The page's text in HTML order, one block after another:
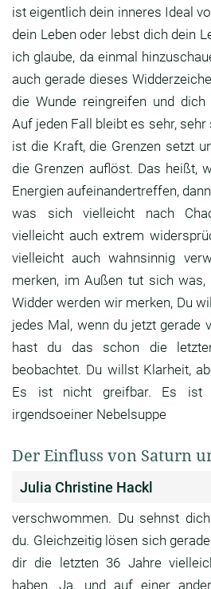
ist eigentlich dein inneres Ideal
dein Leben oder lebst dich dein
ich glaube, da einmal
auch gerade dieses
die Wunde reingreifen und
Auf jeden Fall bleibt es sehr, sehr
ist die Kraft, die Grenzen setzt
die Grenzen auflöst. Das heißt,
Energien aufeinandertreffen,
was sich vielleicht nach
vielleicht auch extrem
vielleicht auch wahnsinnig
merken, im Außen tut sich was,
Widder werden wir merken, Du
jedes Mal, wenn du jetzt gerade
hast du das schon die
beobachtet. Du willst Klarheit,
Es ist nicht greifbar.
Es ist
irgendsoeiner Nebelsuppe
Der Einfluss von Saturn
Julia Christine Hackl
verschwommen. Du sehnst
du. Gleichzeitig lösen sich
dir die letzten 36 Jahre
haben. Ja, und auf einer